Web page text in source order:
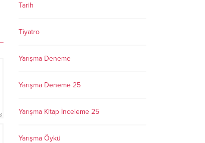
Tarih
Tiyatro
Yarışma Deneme
Yarışma Deneme 25
Yarışma Kitap İnceleme 25
Yarışma Öykü